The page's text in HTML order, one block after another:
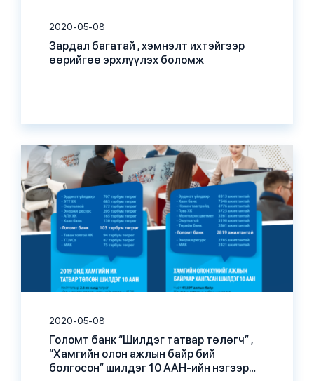
2020-05-08
Зардал багатай , хэмнэлт ихтэйгээр
өөрийгөө эрхлүүлэх боломж
2020-05-08
Голомт банк “Шилдэг татвар төлөгч” ,
“Хамгийн олон ажлын байр бий
болгосон” шилдэг 10 ААН-ийн нэгээр